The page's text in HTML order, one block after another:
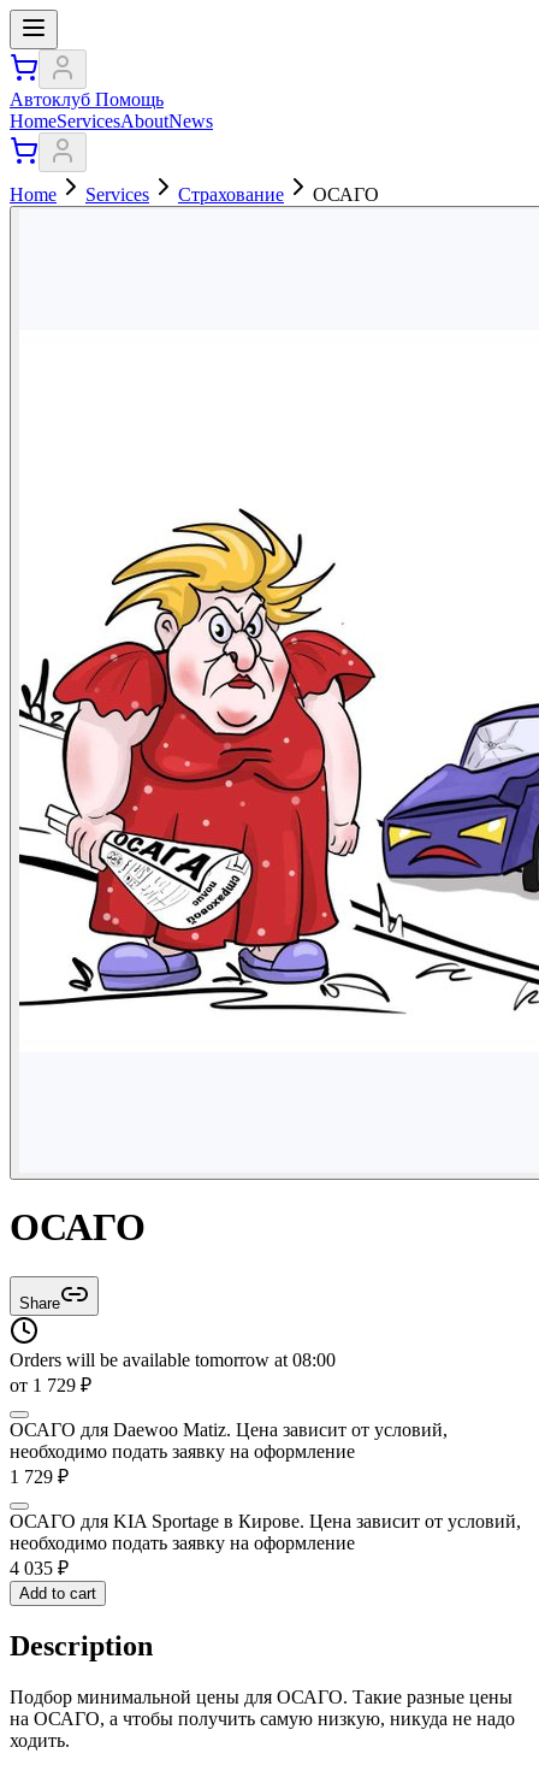
Автоклуб Помощь
HomeServicesAboutNews
Home Services Страхование ОСАГО
ОСАГО
Share
Orders will be available tomorrow at 08:00
от 1 729 ₽
ОСАГО для Daewoo Matiz. Цена зависит от условий,
необходимо подать заявку на оформление
1 729 ₽
ОСАГО для KIA Sportage в Кирове. Цена зависит от условий,
необходимо подать заявку на оформление
4 035 ₽
Add to cart
Description
Подбор минимальной цены для ОСАГО. Такие разные цены
на ОСАГО, а чтобы получить самую низкую, никуда не надо
ходить.